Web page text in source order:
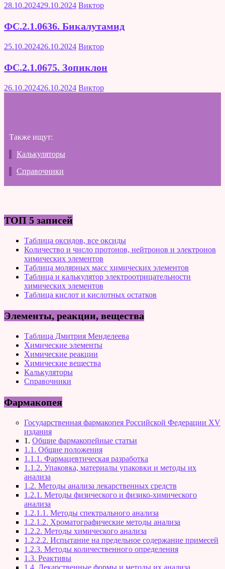
28.10.202429.10.2024 Виктор
ФС.2.1.0636. Бикалутамид
25.10.202426.10.2024 Виктор
ФС.2.1.0675. Зопиклон
26.10.202426.10.2024 Виктор
Также ищут:
Калькуляторы
Справочники
ТОП 5 записей
Таблица оксидов, все оксиды
Количество и число протонов, нейтронов и электронов
химических элементов
Таблица молярных масс химических элементов
Таблица и калькулятор электроотрицательности
химических элементов
Таблица кислот и кислотных остатков
Элементы, реакции, вещества
Таблица Дмитрия Менделеева
Химические элементы
Химические реакции
Химические вещества
Калькуляторы
Справочники
Фармакопея
Государственная фармакопея Российской Федерации XV
издания
1. Общие фармакопейные статьи
1.1. Общие положения
1.1.1. Фармацевтическая разработка
1.1.2. Упаковка, материалы упаковки и методы их
анализа
1.2. Методы анализа лекарственных средств
1.2.1. Методы физического и физико-химического
анализа
1.2.1.1. Методы спектрального анализа
1.2.1.2. Хроматографические методы анализа
1.2.2. Методы химического анализа
1.2.2.2. Испытание на предельное содержание примесей
1.2.3. Методы количественного определения
1.3. Реактивы
1.4. Лекарственные формы и методы их анализа